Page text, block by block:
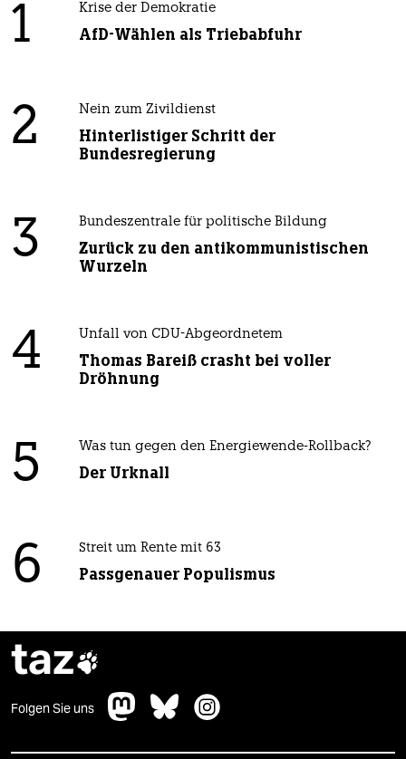
1 Krise der Demokratie
AfD-Wählen als Triebabfuhr
2 Nein zum Zivildienst
Hinterlistiger Schritt der
Bundesregierung
3 Bundeszentrale für politische Bildung
Zurück zu den antikommunistischen
Wurzeln
4 Unfall von CDU-Abgeordnetem
Thomas Bareiß crasht bei voller
Dröhnung
5 Was tun gegen den Energiewende-Rollback?
Der Urknall
6 Streit um Rente mit 63
Passgenauer Populismus
taz
Folgen Sie uns